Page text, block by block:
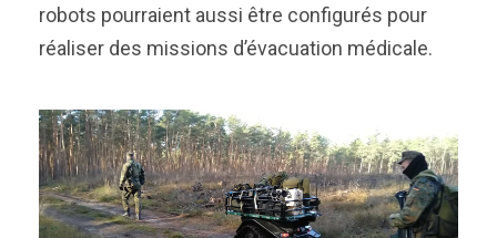
robots pourraient aussi être configurés pour
réaliser des missions d’évacuation médicale.